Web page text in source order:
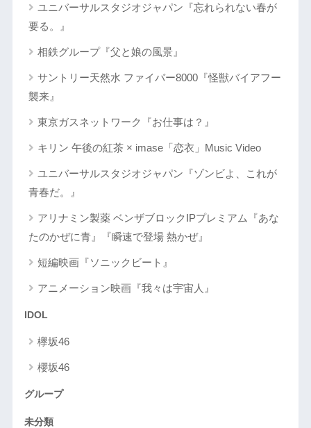
ユニバーサルスタジオジャパン『忘れられない春が
要る。』
相鉄グループ『父と娘の風景』
サントリー天然水 ファイバー8000『怪獣バイアフー
襲来』
東京ガスネットワーク『お仕事は？』
キリン 午後の紅茶 × imase「恋衣」Music Video
ユニバーサルスタジオジャパン『ゾンビよ、これが
青春だ。』
アリナミン製薬 ベンザブロックIPプレミアム『あな
たのかぜに青』『瞬速で登場 熱かぜ』
短編映画『ソニックビート』
アニメーション映画『我々は宇宙人』
IDOL
欅坂46
櫻坂46
グループ
未分類